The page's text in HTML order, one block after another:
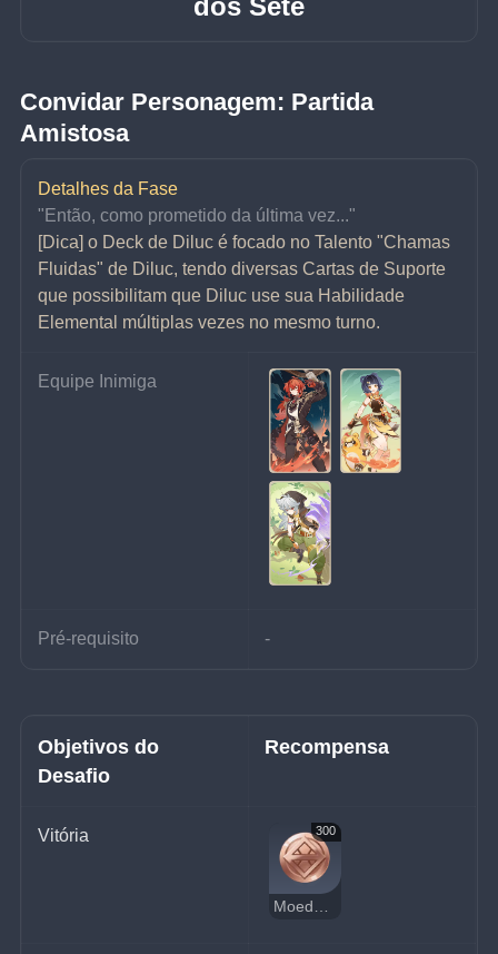
Convidar Personagem: Partida
Amistosa
Detalhes da Fase
"Então, como prometido da última vez..."
[Dica] o Deck de Diluc é focado no Talento "Chamas
Fluidas" de Diluc, tendo diversas Cartas de Suporte
que possibilitam que Diluc use sua Habilidade
Elemental múltiplas vezes no mesmo turno.
Equipe Inimiga
Pré-requisito -
Objetivos do
Desafio
Recompensa
Vitória 300